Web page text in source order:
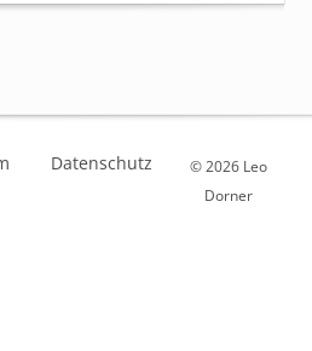
Datenschutz
© 2026 Leo
Dorner